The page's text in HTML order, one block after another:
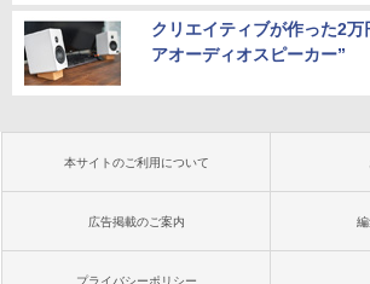
クリエイティブが作った2万
アオーディオスピーカー”
本サイトのご利用について
広告掲載のご案内